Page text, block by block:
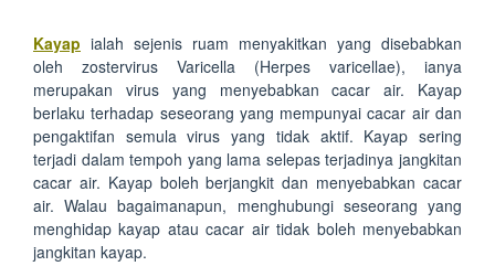
Kayap ialah sejenis ruam menyakitkan yang disebabkan
oleh zostervirus Varicella (Herpes varicellae), ianya
merupakan virus yang menyebabkan cacar air. Kayap
berlaku terhadap seseorang yang mempunyai cacar air dan
pengaktifan semula virus yang tidak aktif. Kayap sering
terjadi dalam tempoh yang lama selepas terjadinya jangkitan
cacar air. Kayap boleh berjangkit dan menyebabkan cacar
air. Walau bagaimanapun, menghubungi seseorang yang
menghidap kayap atau cacar air tidak boleh menyebabkan
jangkitan kayap.